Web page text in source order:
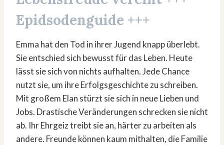
Epidsodenguide +++
Emma hat den Tod in ihrer Jugend knapp überlebt.
Sie entschied sich bewusst für das Leben. Heute
lässt sie sich von nichts aufhalten. Jede Chance
nutzt sie, um ihre Erfolgsgeschichte zu schreiben.
Mit großem Elan stürzt sie sich in neue Lieben und
Jobs. Drastische Veränderungen schrecken sie nicht
ab. Ihr Ehrgeiz treibt sie an, härter zu arbeiten als
andere. Freunde können kaum mithalten, die Familie